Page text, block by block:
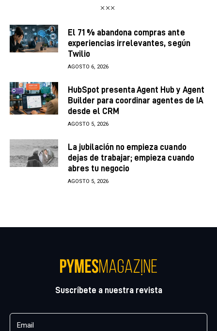
El 71 % abandona compras ante
experiencias irrelevantes, según
Twilio
AGOSTO 6, 2026
HubSpot presenta Agent Hub y Agent
Builder para coordinar agentes de IA
desde el CRM
AGOSTO 5, 2026
La jubilación no empieza cuando
dejas de trabajar; empieza cuando
abres tu negocio
AGOSTO 5, 2026
Suscríbete a nuestra revista